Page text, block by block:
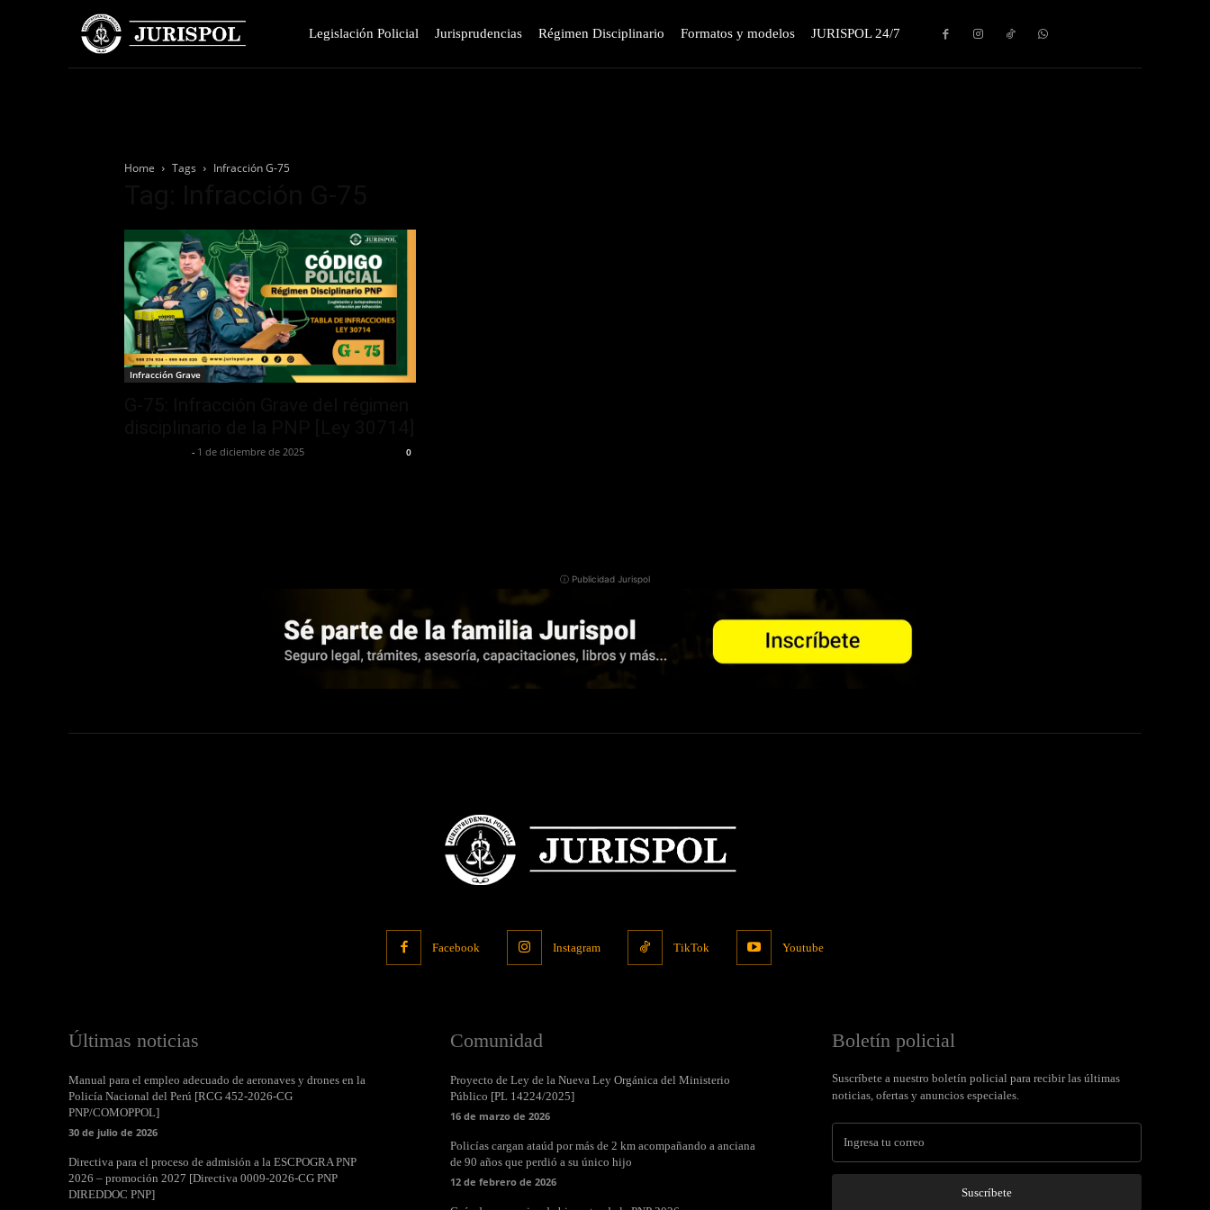
Legislación Policial Jurisprudencias Régimen Disciplinario Formatos y modelos JURISPOL 24/7
Home Tags Infracción G-75
Infracción Grave
- 1 de diciembre de 2025 0
ⓘ Publicidad Jurispol
Facebook Instagram TikTok Youtube
Últimas noticias
Manual para el empleo adecuado de aeronaves y drones en la
Policía Nacional del Perú [RCG 452-2026-CG
PNP/COMOPPOL]
30 de julio de 2026
Directiva para el proceso de admisión a la ESCPOGRA PNP
2026 – promoción 2027 [Directiva 0009-2026-CG PNP
DIREDDOC PNP]
Comunidad
Proyecto de Ley de la Nueva Ley Orgánica del Ministerio
Público [PL 14224/2025]
16 de marzo de 2026
Policías cargan ataúd por más de 2 km acompañando a anciana
de 90 años que perdió a su único hijo
12 de febrero de 2026
Boletín policial
Suscríbete a nuestro boletín policial para recibir las últimas
noticias, ofertas y anuncios especiales.
Suscríbete